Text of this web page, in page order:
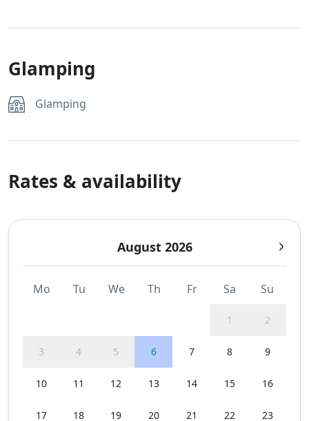
Glamping
Glamping
Rates & availability
August 2026
Mo Tu We Th Fr Sa Su
1 2
3 4 5 6 7 8 9
10 11 12 13 14 15 16
17 18 19 20 21 22 23